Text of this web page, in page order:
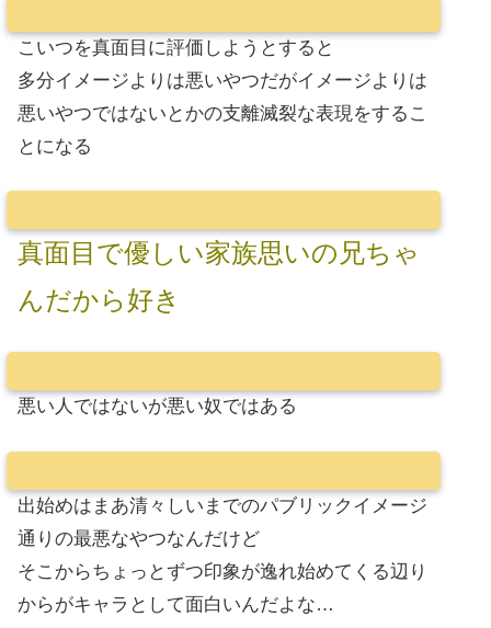
こいつを真面目に評価しようとすると
多分イメージよりは悪いやつだがイメージよりは
悪いやつではないとかの支離滅裂な表現をするこ
とになる
真面目で優しい家族思いの兄ちゃ
んだから好き
悪い人ではないが悪い奴ではある
出始めはまあ清々しいまでのパブリックイメージ
通りの最悪なやつなんだけど
そこからちょっとずつ印象が逸れ始めてくる辺り
からがキャラとして面白いんだよな…